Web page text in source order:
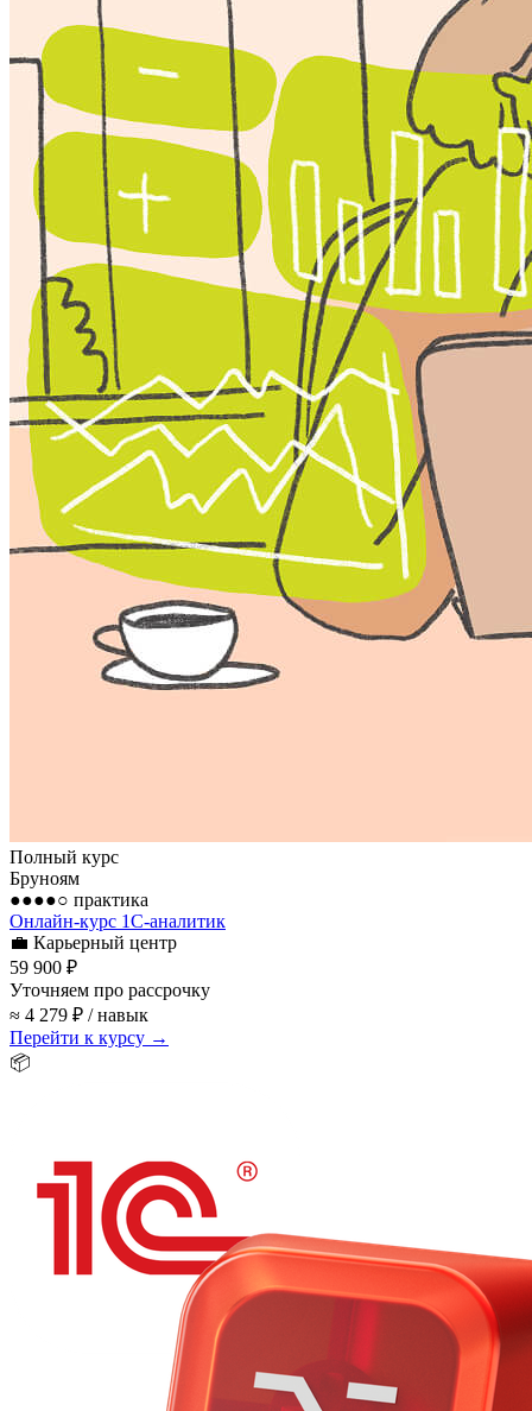
Полный курс
Бруноям
●●●●○ практика
Онлайн-курс 1С‑аналитик
💼 Карьерный центр
59 900 ₽
Уточняем про рассрочку
≈ 4 279 ₽ / навык
Перейти к курсу →
📦